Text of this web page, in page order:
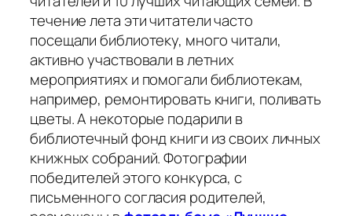
течение лета эти читатели часто
посещали библиотеку, много читали,
активно участвовали в летних
мероприятиях и помогали библиотекам,
например, ремонтировать книги, поливать
цветы. А некоторые подарили в
библиотечный фонд книги из своих личных
книжных собраний. Фотографии
победителей этого конкурса, с
письменного согласия родителей,